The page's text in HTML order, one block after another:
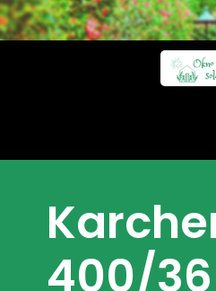
Skip
to
400/